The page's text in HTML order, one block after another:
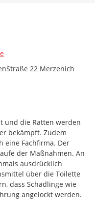
22 Merzenich
und die Ratten werden
bekämpft. Zudem
eine Fachfirma. Der
der Maßnahmen. An
ausdrücklich
über die Toilette
dass Schädlinge wie
angelockt werden.